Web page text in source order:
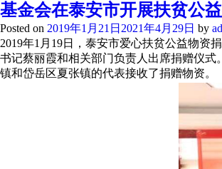
基金会在泰安市开展扶贫公
Posted on 2019年1月21日 2021年4月29日 by
2019年1月19日，泰安市爱心扶贫公益物资
书记蔡丽霞和相关部门负责人出席捐赠仪
镇和岱岳区夏张镇的代表接收了捐赠物资。